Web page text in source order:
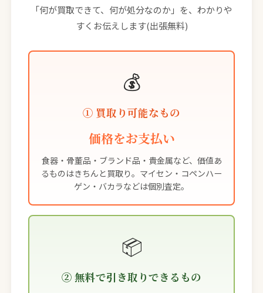
「何が買取できて、何が処分なのか」を、わかりや
すくお伝えします(出張無料)
💰
① 買取り可能なもの
価格をお支払い
食器・骨董品・ブランド品・貴金属など、価値あ
るものはきちんと買取り。マイセン・コペンハー
ゲン・バカラなどは個別査定。
📦
② 無料で引き取りできるもの